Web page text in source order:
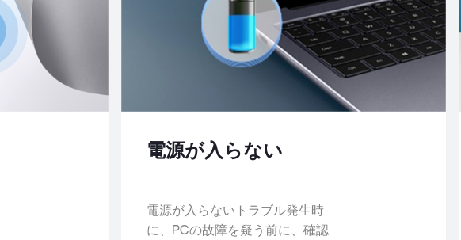
電源が入らない
電源が入らないトラブル発生時
に、PCの故障を疑う前に、確認